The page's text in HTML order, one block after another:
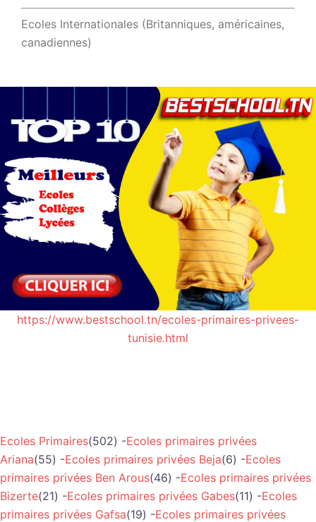
Ecoles Internationales (Britanniques, américaines,
canadiennes)
https://www.bestschool.tn/ecoles-primaires-privees-
tunisie.html
Ecoles Primaires(502) -Ecoles primaires privées
Ariana(55) -Ecoles primaires privées Beja(6) -Ecoles
primaires privées Ben Arous(46) -Ecoles primaires privées
Bizerte(21) -Ecoles primaires privées Gabes(11) -Ecoles
primaires privées Gafsa(19) -Ecoles primaires privées